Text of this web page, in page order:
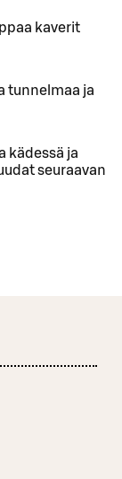
kaverit
tunnelmaa ja
kädessä ja
seuraavan